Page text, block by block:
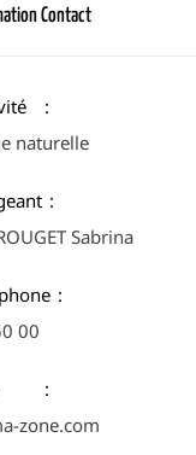
Contact
naturelle
Sabrina
00
zone.com